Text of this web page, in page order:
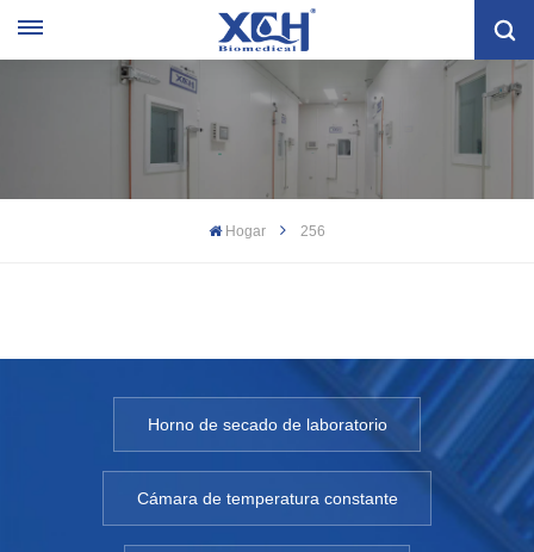
Hogar 256
Horno de secado de laboratorio
Cámara de temperatura constante